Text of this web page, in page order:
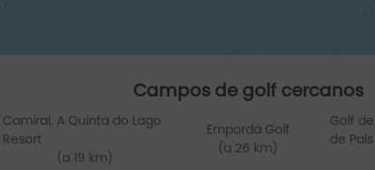
Campos de golf cercanos
Camiral, A Quinta do Lago
Resort
(a 19 km)
Empordà Golf
(a 26 km)
Golf
de Pals